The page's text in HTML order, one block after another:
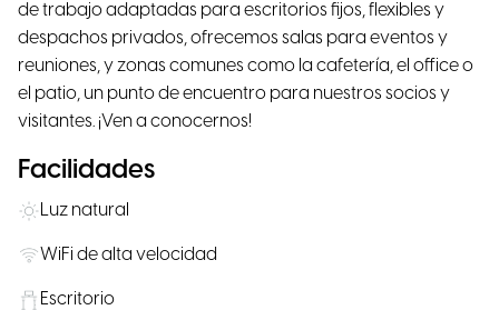
de trabajo adaptadas para escritorios fijos, flexibles y
despachos privados, ofrecemos salas para eventos y
reuniones, y zonas comunes como la cafetería, el office o
el patio, un punto de encuentro para nuestros socios y
visitantes. ¡Ven a conocernos!
Facilidades
Luz natural
WiFi de alta velocidad
Escritorio